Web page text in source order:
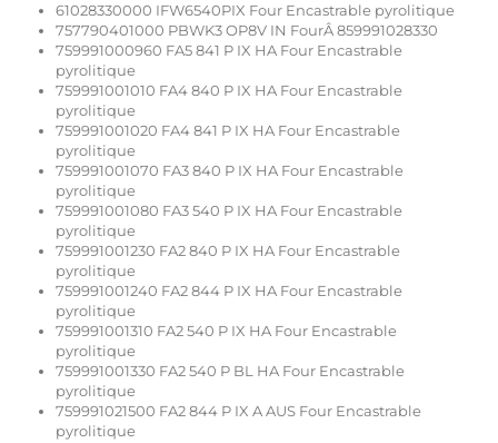
61028330000 IFW6540PIX Four Encastrable pyrolitique
757790401000 PBWK3 OP8V IN FourÂ 859991028330
759991000960 FA5 841 P IX HA Four Encastrable
pyrolitique
759991001010 FA4 840 P IX HA Four Encastrable
pyrolitique
759991001020 FA4 841 P IX HA Four Encastrable
pyrolitique
759991001070 FA3 840 P IX HA Four Encastrable
pyrolitique
759991001080 FA3 540 P IX HA Four Encastrable
pyrolitique
759991001230 FA2 840 P IX HA Four Encastrable
pyrolitique
759991001240 FA2 844 P IX HA Four Encastrable
pyrolitique
759991001310 FA2 540 P IX HA Four Encastrable
pyrolitique
759991001330 FA2 540 P BL HA Four Encastrable
pyrolitique
759991021500 FA2 844 P IX A AUS Four Encastrable
pyrolitique